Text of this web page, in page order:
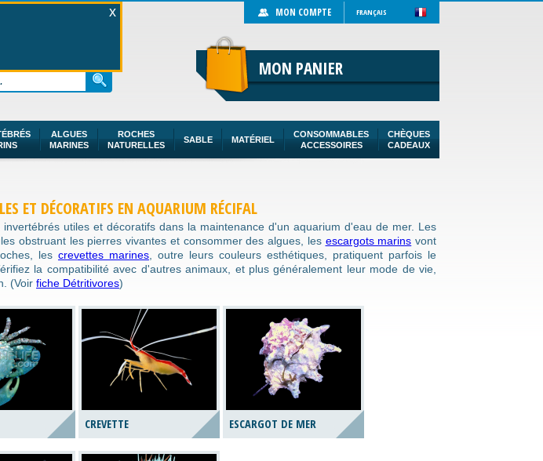
ET DÉCORATIFS EN AQUARIUM RÉCIFAL
utiles et décoratifs dans la maintenance d'un aquarium d'eau de mer. Les
obstruant les pierres vivantes et consommer des algues, les escargots marins vont
les crevettes marines , outre leurs couleurs esthétiques, pratiquent parfois le
la compatibilité avec d'autres animaux, et plus généralement leur mode de vie,
(Voir fiche Détritivores)
CREVETTE ESCARGOT DE MER
FRANÇAIS
ALGUES
MARINES
ROCHES
NATURELLES
SABLE MATÉRIEL
CONSOMMABLES
ACCESSOIRES
CHÈQUES
CADEAUX
MON COMPTE
MON PANIER